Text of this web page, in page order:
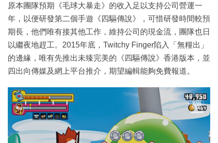
原本團隊預期《毛球大暴走》的收入足以支持公司營運一
年，以便研發第二個手遊《四驅傳說》，可惜研發時間較預
期長，他們唯有接其他工作，維持公司的現金流，團隊也日
以繼夜地趕工。2015年底，Twitchy Finger陷入「無糧出」
的邊緣，唯有先推出未臻完美的《四驅傳說》香港版本，並
四出向傳媒及網上平台推介，期望編輯能夠免費報道。